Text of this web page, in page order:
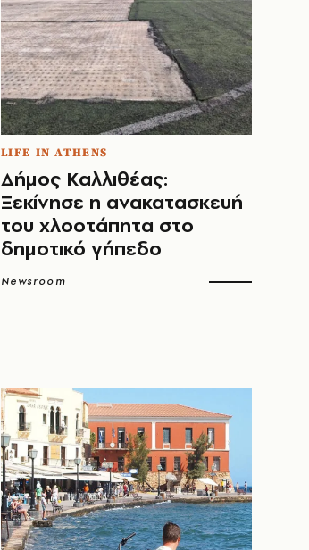
LIFE IN ATHENS
Δήμος Καλλιθέας:
Ξεκίνησε η ανακατασκευή
του χλοοτάπητα στο
δημοτικό γήπεδο
Newsroom